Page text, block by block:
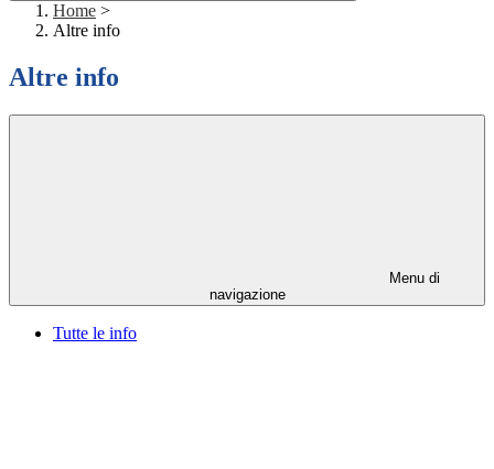
Home >
Altre info
Altre info
Menu di
navigazione
Tutte le info